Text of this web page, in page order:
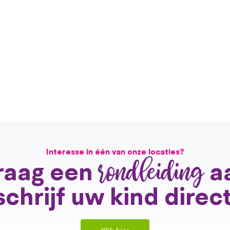
Interesse in één van onze locaties?
eenrondleiding
uw kind